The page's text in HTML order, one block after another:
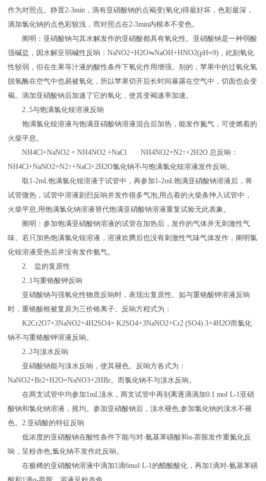
作为对照点。静置2-3min，滴有亚硝酸钠的点褐变(氧化)得最好坏，色彩最深，
滴加氯化钠的点色彩较浅，而对照点在2-3min内根本不变色。
阐明：亚硝酸钠与其水解发作的亚硝酸都具有氧化性。亚硝酸钠是一种弱酸
强碱盐，因水解呈弱碱性反响：NaNO2+H2O≒NaOH+HNO2(pH≈9)，此刻氧化
性较弱，但在生果等汁液的酸性条件下氧化作用增强。别的，苹果中的过氧化氢
脱氢酶在空气中也易被氧化，所以苹果切开后长时间暴露在空气中，切面也会变
褐。滴加亚硝酸钠后加速了它的氧化，使其变褐速率加速。
2..5与饱满氯化铵溶液反响
饱满氯化铵溶液与饱满亚硝酸钠溶液混合后加热，能发作氮气，可使燃着的
火柴平息。
NH4Cl+NaNO2 = NH4NO2 +NaCl NH4NO2=N2↑+2H2O 总反响：
NH4Cl+NaNO2=N2↑+NaCl+2H2O氯化钠不与饱满氯化铵溶液发作反响。
取1-2mL饱满氯化铵溶液于试管中，再参加1-2mL饱满亚硝酸钠溶液后，将
试管微热，试管中溶液剧烈反响并发作很多气泡;用点着的火柴条抻入试管中，
火柴平息;用饱满氯化钠溶液替代饱满亚硝酸钠溶液重复试验无此表象。
阐明：参加饱满亚硝酸钠溶液的试管在加热后，发作的气体并无刺激性气
味。若只加热饱满氯化铵溶液，溶液欢腾后也没有刺激性气味气体发作，阐明氯
化铵溶液受热后并没有发作氨气。
2. 盐的复原性
2..1与重铬酸钾反响
亚硝酸钠与强氧化性物质反响时，表现出复原性。如与重铬酸钾溶液反响
时，重铬酸根被复原为三价铬离子。反响方程式为：
K2Cr2O7+3NaNO2+4H2SO4= K2SO4+3NaNO2+Cr2 (SO4) 3+4H2O而氯化
钠不与重铬酸钾溶液反响。
2..2与溴水反响
亚硝酸钠能与溴水反响，使其褪色。反响方各式为：
NaNO2+Br2+H2O=NaNO3+2HBr。而氯化钠不与溴水反响。
在两支试管中均参加1mL溴水，两支试管中再别离逐滴滴加0.1 mol·L-1亚硝
酸钠和氯化钠溶液，摇均。参加亚硝酸钠后，溴水褪色;参加氯化钠的溴水不褪
色。2.亚硝酸的特征反响
低浓度的亚硝酸钠在酸性条件下能与对-氨基苯磺酸和α-萘胺发作重氮化反
响，呈粉赤色;氯化钠不发作此反响。
在极稀的亚硝酸钠溶液中滴加1滴6mol·L-1的醋酸酸化，再加1滴对-氨基苯磺